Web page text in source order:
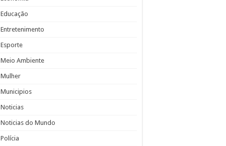
Educação
Entretenimento
Esporte
Meio Ambiente
Mulher
Municipios
Noticias
Noticias do Mundo
Polícia